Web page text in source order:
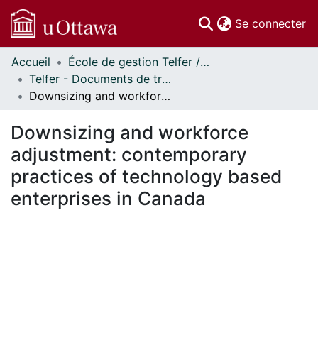
Se connecter
Communautés
et collections
Parcourir
À propos
Accueil
École de gestion Telfer // Telfer School of Management
Telfer - Documents de travail // Telfer - Working Papers
Downsizing and workforce adjustment: contemporary practices of technology based enterprises in Canada
Downsizing and workforce
adjustment: contemporary
practices of technology based
enterprises in Canada